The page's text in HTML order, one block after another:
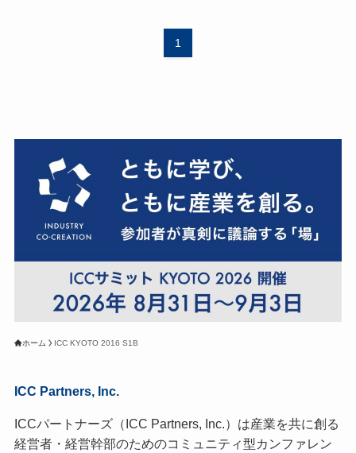
1
ホーム ICC KYOTO 2016 S1B
ICC Partners, Inc.
ICCパートナーズ（ICC Partners, Inc.）は産業を共に創る
経営者・経営幹部のためのコミュニティ型カンファレン